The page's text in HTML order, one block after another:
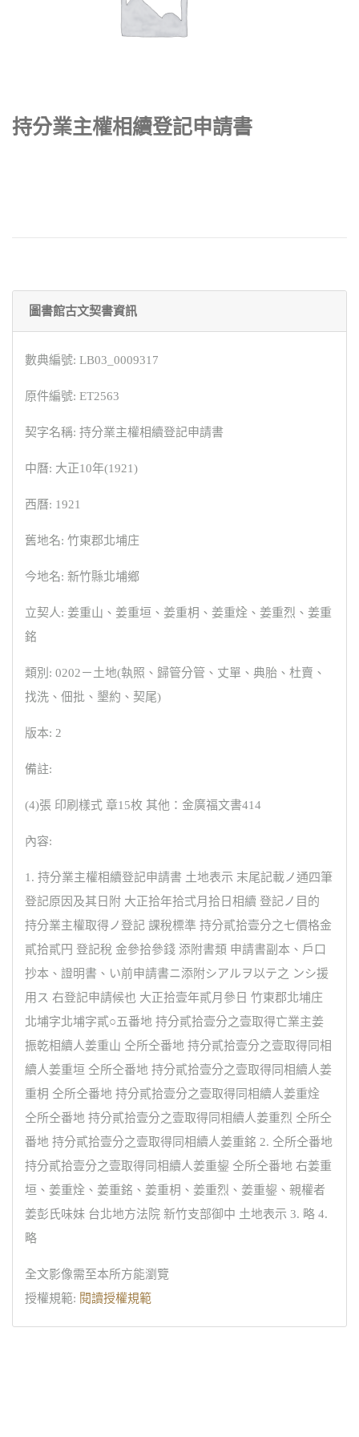
持分業主權相續登記申請書
圖書館古文契書資訊
數典編號: LB03_0009317
原件編號: ET2563
契字名稱: 持分業主權相續登記申請書
中曆: 大正10年(1921)
西曆: 1921
舊地名: 竹東郡北埔庄
今地名: 新竹縣北埔鄉
立契人: 姜重山、姜重垣、姜重枂、姜重烇、姜重烈、姜重
銘
類別: 0202－土地(執照、歸管分管、丈單、典胎、杜賣、
找洗、佃批、墾約、契尾)
版本: 2
備註:
(4)張 印刷樣式 章15枚 其他：金廣福文書414
內容:
1. 持分業主權相續登記申請書 土地表示 末尾記載ノ通四筆
登記原因及其日附 大正拾年拾弍月拾日相續 登記ノ目的
持分業主權取得ノ登記 課稅標準 持分貳拾壹分之七價格金
貳拾貳円 登記稅 金參拾參錢 添附書類 申請書副本、戶口
抄本、證明書、い前申請書ニ添附シアルヲ以テ之 ンシ援
用ス 右登記申請候也 大正拾壹年貳月參日 竹東郡北埔庄
北埔字北埔字貳○五番地 持分貳拾壹分之壹取得亡業主姜
振乾相續人姜重山 仝所仝番地 持分貳拾壹分之壹取得同相
續人姜重垣 仝所仝番地 持分貳拾壹分之壹取得同相續人姜
重枂 仝所仝番地 持分貳拾壹分之壹取得同相續人姜重烇
仝所仝番地 持分貳拾壹分之壹取得同相續人姜重烈 仝所仝
番地 持分貳拾壹分之壹取得同相續人姜重銘 2. 仝所仝番地
持分貳拾壹分之壹取得同相續人姜重鋆 仝所仝番地 右姜重
垣、姜重烇、姜重銘、姜重枂、姜重烈、姜重鋆、親權者
姜彭氏味妹 台北地方法院 新竹支部御中 土地表示 3. 略 4.
略
全文影像需至本所方能瀏覽
授權規範: 閱讀授權規範